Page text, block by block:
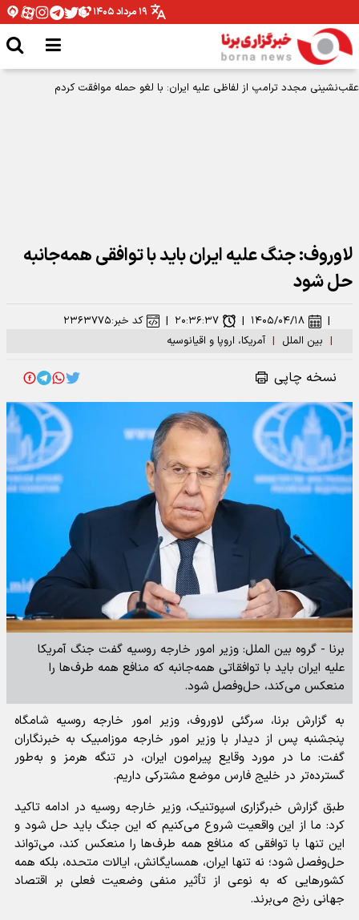
۱۹ مرداد ۱۴۰۵
لاوروف: جنگ علیه ایران باید با توافقی همه‌جانبه
حل شود
| بین الملل | آمریکا، اروپا و اقیانوسیه
| ۱۴۰۵/۰۴/۱۸ | ۲۰:۳۶:۳۷ | کد خبر:۲۳۶۳۷۷۵
نسخه چاپی
برنا - گروه بین الملل: وزیر امور خارجه روسیه گفت جنگ آمریکا
علیه ایران باید با توافقاتی همه‌جانبه که منافع همه طرف‌ها را
منعکس می‌کند، حل‌وفصل شود.
به گزارش برنا، سرگئی لاوروف، وزیر امور خارجه روسیه شامگاه
پنجشنبه پس از دیدار با وزیر امور خارجه موزامبیک به خبرنگاران
گفت: ما در مورد وقایع پیرامون ایران، در تنگه هرمز و به‌طور
گسترده‌تر در خلیج فارس موضع مشترکی داریم.
طبق گزارش خبرگزاری اسپوتنیک، وزیر خارجه روسیه در ادامه تاکید
کرد: ما از این واقعیت شروع می‌کنیم که این جنگ باید حل شود و
این تنها با توافقی که منافع همه طرف‌ها را منعکس کند، می‌تواند
حل‌وفصل شود؛ نه تنها ایران، همسایگانش، ایالات متحده، بلکه همه
کشور‌هایی که به نوعی از تأثیر منفی وضعیت فعلی بر اقتصاد
جهانی رنج می‌برند.